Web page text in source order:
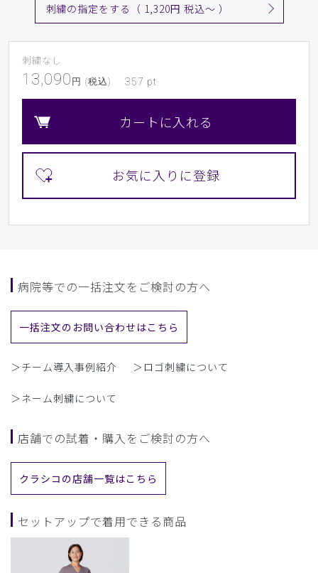
刺繍の指定をする（ 1,320円 税込〜 ）
刺繍なし
13,090 円 (税込) 357 pt
カートに入れる
病院等での一括注文をご検討の方へ
一括注文のお問い合わせはこちら
＞チーム導入事例紹介 ＞ロゴ刺繍について
＞ネーム刺繍について
店舗での試着・購入をご検討の方へ
クラシコの店舗一覧はこちら
セットアップで着用できる商品